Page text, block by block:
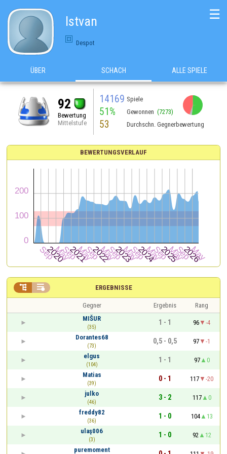
Istvan
Despot
☰
ÜBER SCHACH ALLE SPIELE
92
Bewertung
Mittelstufe
14169 Spiele
51% Gewonnen (7273)
53 Durchschn. Gegnerbewertung
BEWERTUNGSVERLAUF
ERGEBNISSE
 
Gegner Ergebnis
Rang
MIŠUR
(35)
1 - 1 96
-4
Dorantes68
(73)
0,5 - 0,5 97
-1
elgus
(104)
1 - 1 97
0
Matias
(39)
0 - 1 117
-20
julko
(46)
3 - 2 117
0
freddy82
(36)
1 - 0 104
13
ulaş006
(3)
1 - 0 92
12
puremoment